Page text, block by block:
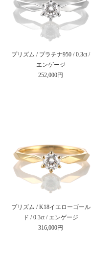
プリズム / プラチナ950 / 0.3ct /
エンゲージ
252,000円
プリズム / K18イエローゴール
ド / 0.3ct / エンゲージ
316,000円